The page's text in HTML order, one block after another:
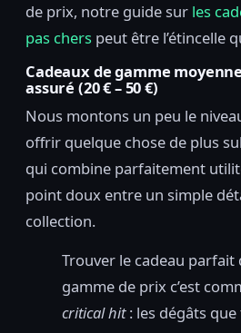
de prix, notre guide sur les
pas chers peut être l’étincelle
Cadeaux de gamme
assuré (20 € – 50 €)
Nous montons un peu le
offrir quelque chose de plus
qui combine parfaitement
point doux entre un simple
collection.
Trouver le cadeau parfait
gamme de prix c’est
critical hit: les dégâts